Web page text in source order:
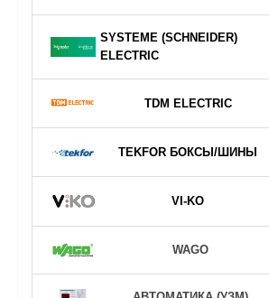
SYSTEME (SCHNEIDER)
ELECTRIC
TDM ELECTRIC
TEKFOR БОКСЫ/ШИНЫ
VI-KO
WAGO